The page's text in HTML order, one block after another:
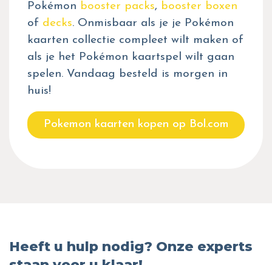
Pokémon booster packs, booster boxen
of decks. Onmisbaar als je je Pokémon
kaarten collectie compleet wilt maken of
als je het Pokémon kaartspel wilt gaan
spelen. Vandaag besteld is morgen in
huis!
Pokemon kaarten kopen op Bol.com
Heeft u hulp nodig? Onze experts